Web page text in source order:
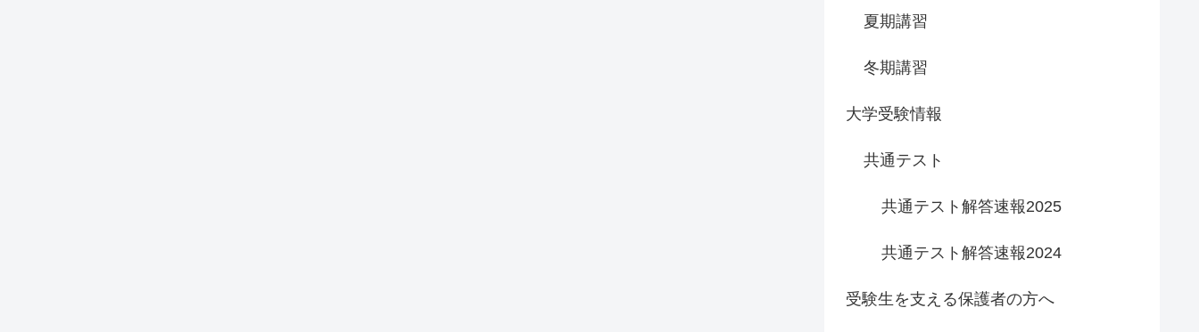
夏期講習
冬期講習
大学受験情報
共通テスト
共通テスト解答速報2025
共通テスト解答速報2024
受験生を支える保護者の方へ